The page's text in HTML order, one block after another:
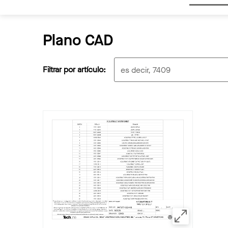
Plano CAD
Filtrar por artículo: